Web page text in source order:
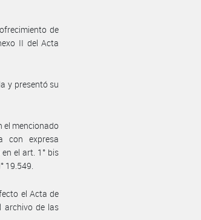
de
II del Acta
y presentó su
el mencionado
con expresa
el art. 1° bis
19.549.
el Acta de
archivo de las